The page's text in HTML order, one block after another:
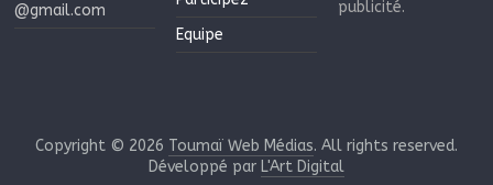
@gmail.com
Equipe
publicité.
Copyright © 2026 Toumaï Web Médias. All rights reserved.
Développé par L'Art Digital